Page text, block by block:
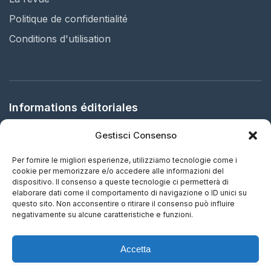
Gestisci Consenso
Per fornire le migliori esperienze, utilizziamo tecnologie come i
cookie per memorizzare e/o accedere alle informazioni del
dispositivo. Il consenso a queste tecnologie ci permetterà di
elaborare dati come il comportamento di navigazione o ID unici su
questo sito. Non acconsentire o ritirare il consenso può influire
negativamente su alcune caratteristiche e funzioni.
Accetta
Politique de confidentialité
Conditions d'utilisation
Informations éditoriales
Éditeur:Arbitration in Italy Ltd.
Kingdom
ISSN:2732-5695 (IT) - 2732-5687 (EN)
Fréquence:Mise à jour continue